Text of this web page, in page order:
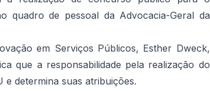
quadro de pessoal da Advocacia-Geral da
em Serviços Públicos, Esther Dweck,
que a responsabilidade pela realização do
determina suas atribuições.